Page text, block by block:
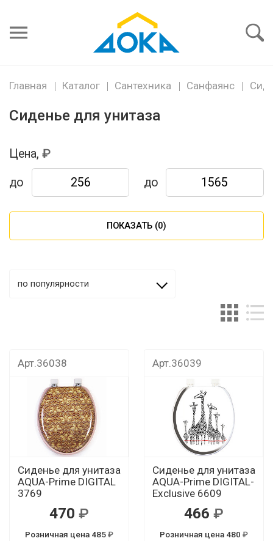
пароль
Главная Каталог Сантехника Санфаянс
Сиденье для унитаза
Цена,
до до
ПОКАЗАТЬ (0)
по популярности
Арт.36038
Сиденье для унитаза
AQUA-Prime DIGITAL
3769
470
Розничная цена 485
Арт.36039
Сиденье для унитаза
AQUA-Prime DIGITAL-
Exclusive 6609
466
Розничная цена 480